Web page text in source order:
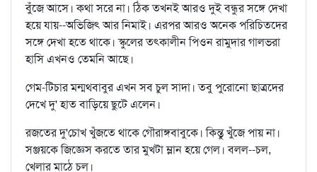
বুঁজে আসে। কথা সরে না। ঠিক তখনই আরও দুই বন্ধুর সঙ্গে দেখা
হয়ে যায়--অভিজিৎ আর নিমাই। এরপর আরও অনেক পরিচিতদের
সঙ্গে দেখা হতে থাকে। স্কুলের তৎকালীন পিওন রামুদার গালভরা
হাসি এখনও তেমনি আছে।
গেম-টিচার মন্মথবাবুর এখন সব চুল সাদা। তবু পুরোনো ছাত্রদের
দেখে দু' হাত বাড়িয়ে ছুটে এলেন।
রজতের দু'চোখ খুঁজতে থাকে গৌরাঙ্গবাবুকে। কিন্তু খুঁজে পায় না।
সঞ্জয়কে জিজ্ঞেস করতে তার মুখটা ম্লান হয়ে গেল। বলল--চল,
খেলার মাঠে চল।